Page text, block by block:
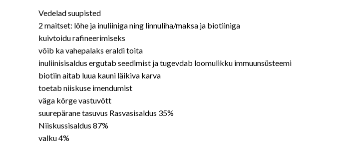
Vedelad suupisted
2 maitset: lõhe ja inuliiniga ning linnuliha/maksa ja biotiiniga
kuivtoidu rafineerimiseks
võib ka vahepalaks eraldi toita
inuliinisisaldus ergutab seedimist ja tugevdab loomulikku immuunsüsteemi
biotiin aitab luua kauni läikiva karva
toetab niiskuse imendumist
väga kõrge vastuvõtt
suurepärane tasuvus Rasvasisaldus 35%
Niiskussisaldus 87%
valku 4%